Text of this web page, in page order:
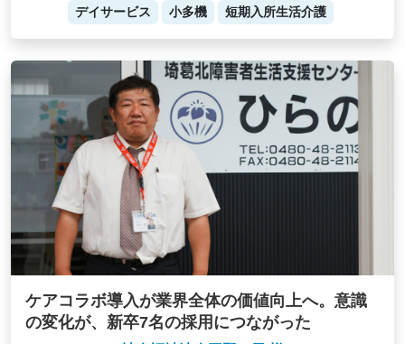
デイサービス
小多機 短期入所生活介護
ケアコラボ導入が業界全体の価値向上へ。意識
の変化が、新卒7名の採用につながった